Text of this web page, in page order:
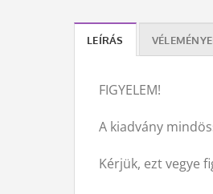
LEÍRÁS
FIGYELEM!
A kiadvány
Kérjük, ezt vegye